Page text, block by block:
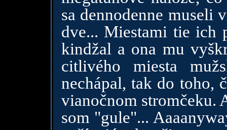
sa dennodenne
dve... Miestami tie ich
kindžal a ona mu
citlivého miesta
nechápal, tak do toho,
vianočnom stromčeku.
som "gule"...